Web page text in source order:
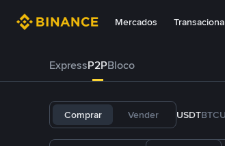
Mercados
ExpressP2PBloco
Comprar Vender USDTBTC